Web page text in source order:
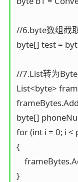
//6.byte数组截
byte[] test =
//7.List转为
List<byte>
byte[]
for (int i = 0; i <
{
}